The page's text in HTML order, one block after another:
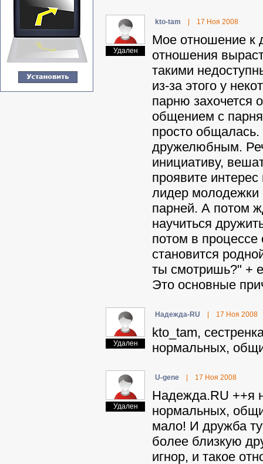
Удален
kto-tam 17 Ноя 2008
Мое отношение к
отношения
такими
из-за этого у
парню захочется
общением с
просто общалась.
дружелюбным.
инициативу,
проявите
лидер молодежки
парней. А потом
научиться
потом в
становится
ты смотришь?" +
Это основные
Удален
Haдeждa-RU 17 Ноя 2008
kto_tam,
нормальных,
Удален
U-gene 17 Ноя 2008
Haдeждa.RU ++я
нормальных,
мало! И дружба
более близкую
игнор, и такое